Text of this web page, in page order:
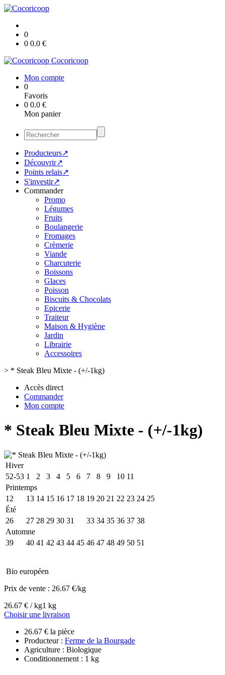
0
0 0.0 €
Cocoricoop
Mon compte
0
Favoris
0 0.0 €
Mon panier
Producteurs↗
Découvrir↗
Points relais↗
S'investir↗
Commander
Promo
Légumes
Fruits
Boulangerie
Fromages
Crèmerie
Viande
Charcuterie
Boissons
Glaces
Poisson
Biscuits & Chocolats
Epicerie
Traiteur
Maison & Hygiène
Jardin
Librairie
Accessoires
> * Steak Bleu Mixte - (+/-1kg)
Accès direct
Commander
Mon compte
* Steak Bleu Mixte - (+/-1kg)
Hiver
52-53 1 2 3 4 5 6 7 8 9 10 11
Printemps
12
13 14 15 16 17 18 19 20 21 22 23 24 25
Été
26
27 28 29 30 31 33 34 35 36 37 38
Automne
39
40 41 42 43 44 45 46 47 48 49 50 51
Bio européen
Prix de vente : 26.67 €/kg
26.67 € / kg1 kg
Choisir une livraison
26.67 € la pièce
Producteur : Ferme de la Bourgade
Agriculture : Biologique
Conditionnement : 1 kg